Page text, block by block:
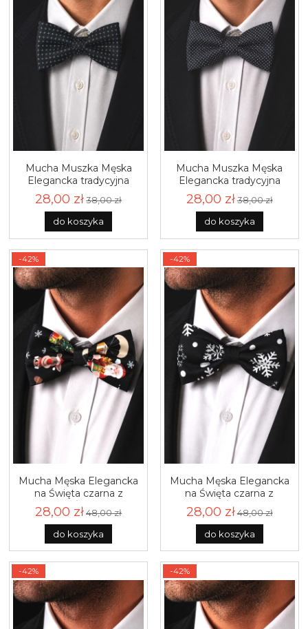
Mucha Muszka Męska
Elegancka tradycyjna
czarna we wzorki gotowa
M442
28,00 zł 38,00 zł
do koszyka
Mucha Muszka Męska
Elegancka tradycyjna
czarna we wzorki gotowa
M436
28,00 zł38,00 zł
do koszyka
Mucha Męska Elegancka
na Święta czarna z
motywem Świątecznym
M427
28,00 zł 48,00 zł
do koszyka
-42%
Mucha Męska Elegancka
na Święta czarna z
motywem Świątecznym
M426
28,00 zł48,00 zł
do koszyka
-42%
-42% -42%